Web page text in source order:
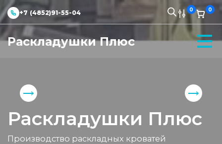
+7 (4852)91-55-04 0 0
Раскладушки Плюс
Раскладушки Плюс
Производство раскладных кроватей